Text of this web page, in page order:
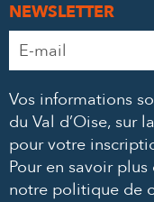
NEWSLETTER
Adresse
e-
*
Vos informations
du Val d’Oise, sur
pour votre
Pour en savoir
notre politique de